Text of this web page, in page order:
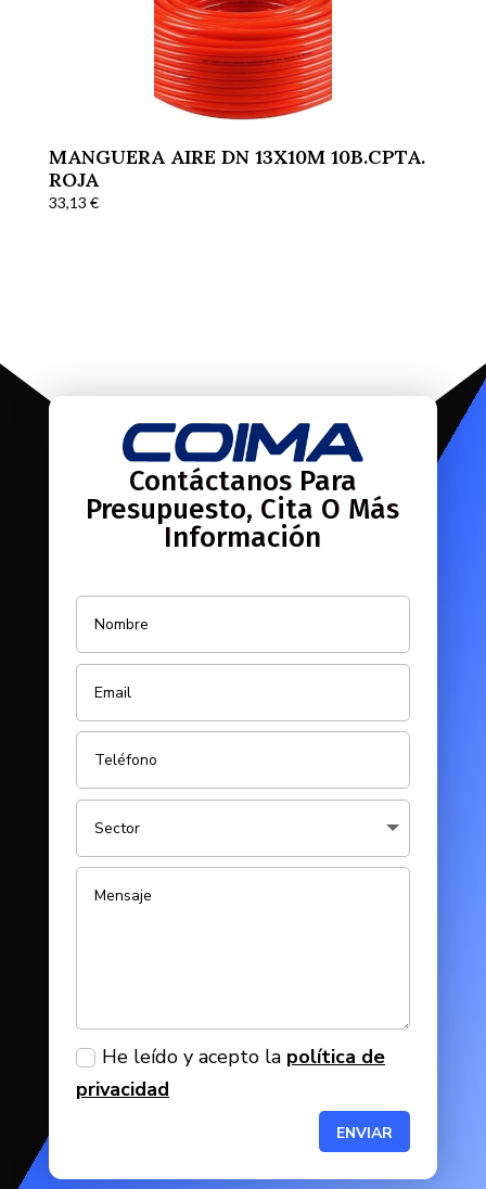
MANGUERA AIRE DN 13X10M 10B.CPTA.
ROJA
33,13 €
Contáctanos Para
Presupuesto, Cita O Más
Información
He leído y acepto la política de
privacidad
ENVIAR